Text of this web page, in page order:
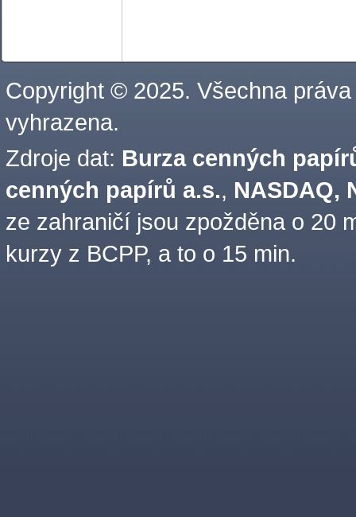
Copyright © 2025. Všechna práva
vyhrazena.
Zdroje dat: Burza cenných
cenných papírů a.s., NASDAQ,
ze zahraničí jsou zpožděna o 20
kurzy z BCPP, a to o 15 min.